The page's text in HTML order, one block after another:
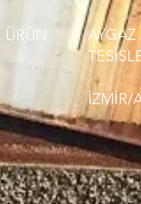
ÜRÜN
İZMİR/